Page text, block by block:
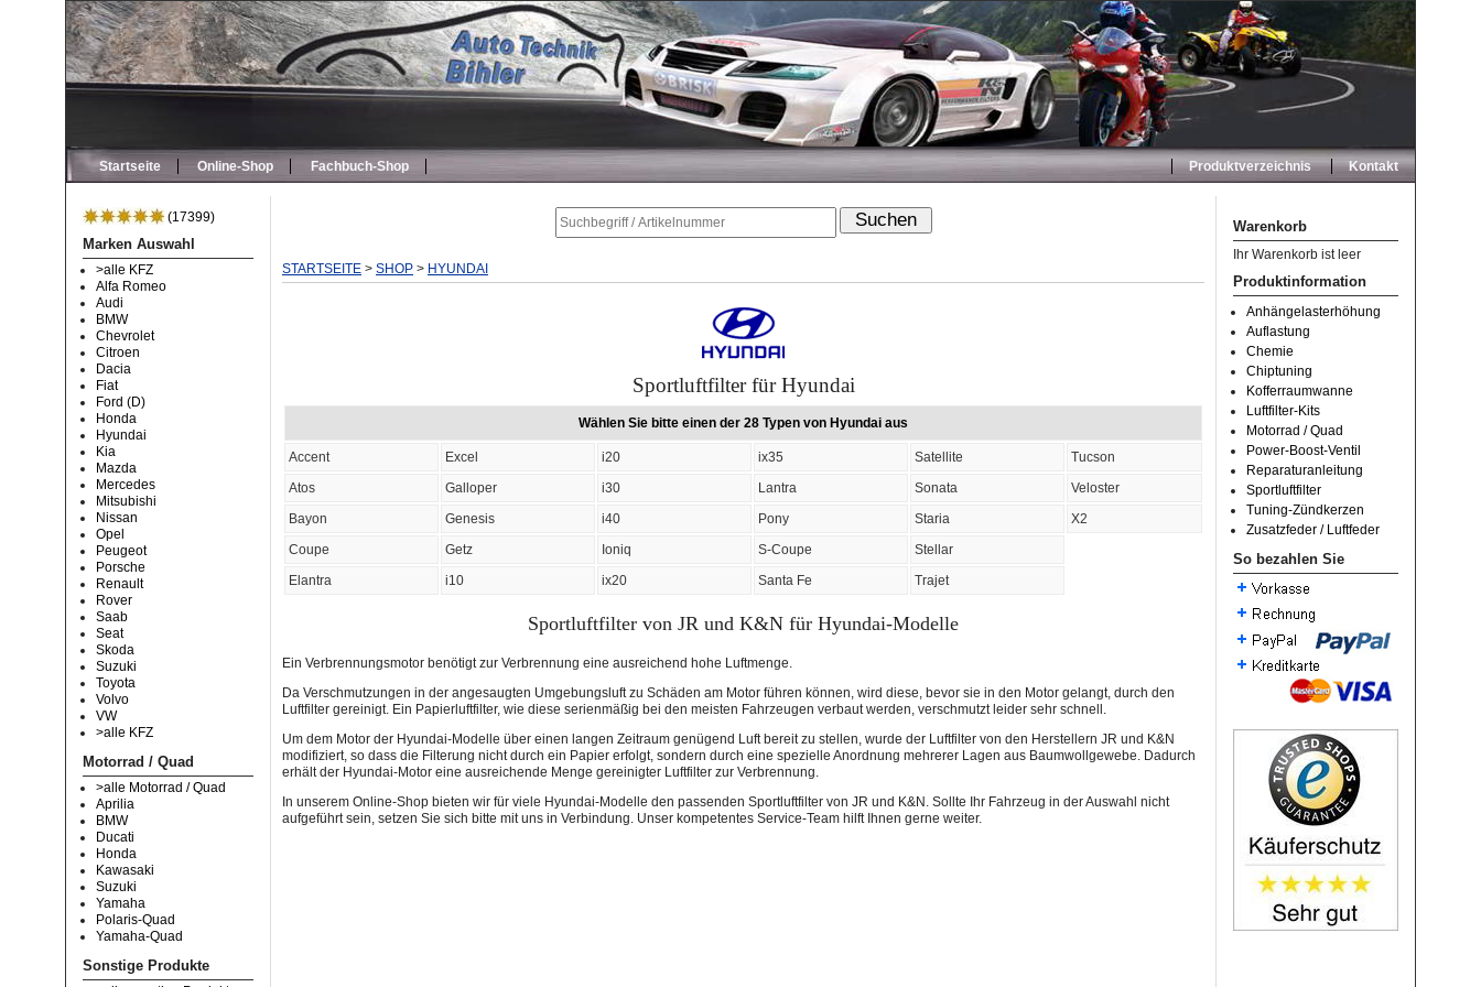
Startseite Online-Shop Fachbuch-Shop Produktverzeichnis Kontakt
(17399)
Marken Auswahl
>alle KFZ
Alfa Romeo
Audi
BMW
Chevrolet
Citroen
Dacia
Fiat
Ford (D)
Honda
Hyundai
Kia
Mazda
Mercedes
Mitsubishi
Nissan
Opel
Peugeot
Porsche
Renault
Rover
Saab
Seat
Skoda
Suzuki
Toyota
Volvo
VW
>alle KFZ
Motorrad / Quad
>alle Motorrad / Quad
Aprilia
BMW
Ducati
Honda
Kawasaki
Suzuki
Yamaha
Polaris-Quad
Yamaha-Quad
Sonstige Produkte
Warenkorb
Ihr Warenkorb ist leer
Produktinformation
Anhängelasterhöhung
Auflastung
Chemie
Chiptuning
Kofferraumwanne
Luftfilter-Kits
Motorrad / Quad
Power-Boost-Ventil
Reparaturanleitung
Sportluftfilter
Tuning-Zündkerzen
Zusatzfeder / Luftfeder
So bezahlen Sie
STARTSEITE > SHOP > HYUNDAI
Sportluftfilter für Hyundai
Wählen Sie bitte einen der 28 Typen von Hyundai aus
Accent Excel i20 ix35 Satellite
Tucson
Atos
Galloper i30 Lantra Sonata
Veloster
Bayon
Genesis i40 Pony Staria
X2
Coupe
Getz Ioniq S-Coupe
Stellar
Elantra
i10 ix20 Santa Fe Trajet
Sportluftfilter von JR und K&N für Hyundai-Modelle
Ein Verbrennungsmotor benötigt zur Verbrennung eine ausreichend hohe Luftmenge.
Da Verschmutzungen in der angesaugten Umgebungsluft zu Schäden am Motor führen können, wird diese, bevor sie in den Motor gelangt, durch den
Luftfilter gereinigt. Ein Papierluftfilter, wie diese serienmäßig bei den meisten Fahrzeugen verbaut werden, verschmutzt leider sehr schnell.
Um dem Motor der Hyundai-Modelle über einen langen Zeitraum genügend Luft bereit zu stellen, wurde der Luftfilter von den Herstellern JR und K&N
modifiziert, so dass die Filterung nicht durch ein Papier erfolgt, sondern durch eine spezielle Anordnung mehrerer Lagen aus Baumwollgewebe. Dadurch
erhält der Hyundai-Motor eine ausreichende Menge gereinigter Luftfilter zur Verbrennung.
In unserem Online-Shop bieten wir für viele Hyundai-Modelle den passenden Sportluftfilter von JR und K&N. Sollte Ihr Fahrzeug in der Auswahl nicht
aufgeführt sein, setzen Sie sich bitte mit uns in Verbindung. Unser kompetentes Service-Team hilft Ihnen gerne weiter.